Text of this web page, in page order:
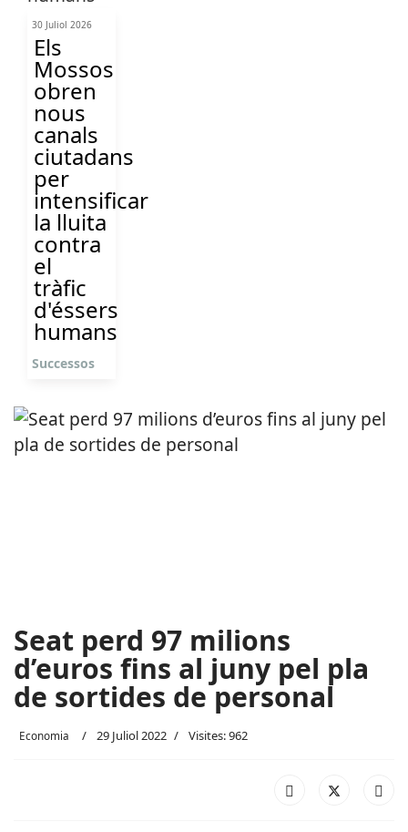
30 Juliol 2026
Els
Mossos
obren
nous
canals
ciutadans
per
intensificar
la lluita
contra
el
tràfic
d'éssers
humans
Successos
Seat perd 97 milions
d’euros fins al juny pel pla
de sortides de personal
Economia 29 Juliol 2022 Visites: 962